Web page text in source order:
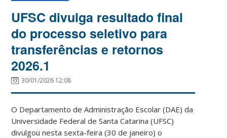
UFSC divulga resultado final
do processo seletivo para
transferências e retornos
2026.1
30/01/2026 12:08
O Departamento de Administração Escolar (DAE) da
Universidade Federal de Santa Catarina (UFSC)
divulgou nesta sexta-feira (30 de janeiro) o